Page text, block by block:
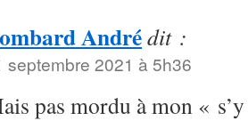
Andrédit :
septembre 2021 à 5h36
pas mordu à mon «